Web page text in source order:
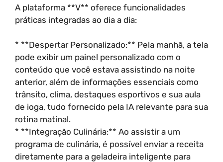
A plataforma **V** oferece funcionalidades
práticas integradas ao dia a dia:
* **Despertar Personalizado:** Pela manhã, a tela
pode exibir um painel personalizado com o
conteúdo que você estava assistindo na noite
anterior, além de informações essenciais como
trânsito, clima, destaques esportivos e sua aula
de ioga, tudo fornecido pela IA relevante para sua
rotina matinal.
* **Integração Culinária:** Ao assistir a um
programa de culinária, é possível enviar a receita
diretamente para a geladeira inteligente para